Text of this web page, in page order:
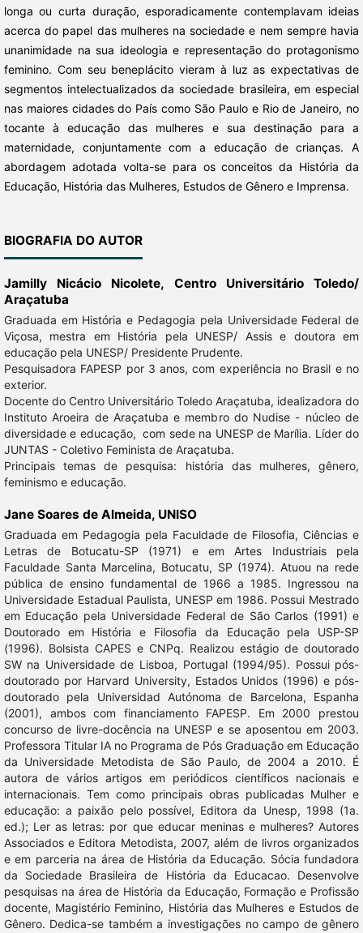
longa ou curta duração, esporadicamente contemplavam ideias
acerca do papel das mulheres na sociedade e nem sempre havia
unanimidade na sua ideologia e representação do protagonismo
feminino. Com seu beneplácito vieram à luz as expectativas de
segmentos intelectualizados da sociedade brasileira, em especial
nas maiores cidades do País como São Paulo e Rio de Janeiro, no
tocante à educação das mulheres e sua destinação para a
maternidade, conjuntamente com a educação de crianças. A
abordagem adotada volta-se para os conceitos da História da
Educação, História das Mulheres, Estudos de Gênero e Imprensa.
BIOGRAFIA DO AUTOR
Jamilly Nicácio Nicolete, Centro Universitário Toledo/
Araçatuba
Graduada em História e Pedagogia pela Universidade Federal de
Viçosa, mestra em História pela UNESP/ Assis e doutora em
educação pela UNESP/ Presidente Prudente.
Pesquisadora FAPESP por 3 anos, com experiência no Brasil e no
exterior.
Docente do Centro Universitário Toledo Araçatuba, idealizadora do
Instituto Aroeira de Araçatuba e membro do Nudise - núcleo de
diversidade e educação, com sede na UNESP de Marília. Líder do
JUNTAS - Coletivo Feminista de Araçatuba.
Principais temas de pesquisa: história das mulheres, gênero,
feminismo e educação.
Jane Soares de Almeida, UNISO
Graduada em Pedagogia pela Faculdade de Filosofia, Ciências e
Letras de Botucatu-SP (1971) e em Artes Industriais pela
Faculdade Santa Marcelina, Botucatu, SP (1974). Atuou na rede
pública de ensino fundamental de 1966 a 1985. Ingressou na
Universidade Estadual Paulista, UNESP em 1986. Possui Mestrado
em Educação pela Universidade Federal de São Carlos (1991) e
Doutorado em História e Filosofia da Educação pela USP-SP
(1996). Bolsista CAPES e CNPq. Realizou estágio de doutorado
SW na Universidade de Lisboa, Portugal (1994/95). Possui pós-
doutorado por Harvard University, Estados Unidos (1996) e pós-
doutorado pela Universidad Autónoma de Barcelona, Espanha
(2001), ambos com financiamento FAPESP. Em 2000 prestou
concurso de livre-docência na UNESP e se aposentou em 2003.
Professora Titular IA no Programa de Pós Graduação em Educação
da Universidade Metodista de São Paulo, de 2004 a 2010. É
autora de vários artigos em periódicos científicos nacionais e
internacionais. Tem como principais obras publicadas Mulher e
educação: a paixão pelo possível, Editora da Unesp, 1998 (1a.
ed.); Ler as letras: por que educar meninas e mulheres? Autores
Associados e Editora Metodista, 2007, além de livros organizados
e em parceria na área de História da Educação. Sócia fundadora
da Sociedade Brasileira de História da Educacao. Desenvolve
pesquisas na área de História da Educação, Formação e Profissão
docente, Magistério Feminino, História das Mulheres e Estudos de
Gênero. Dedica-se também a investigações no campo de gênero